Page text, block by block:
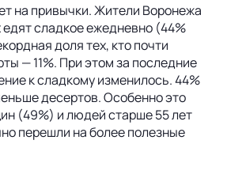
на привычки. Жители Воронежа
едят сладкое ежедневно (44%
доля тех, кто почти
— 11%. При этом за последние
к сладкому изменилось. 44%
десертов. Особенно это
(49%) и людей старше 55 лет
перешли на более полезные